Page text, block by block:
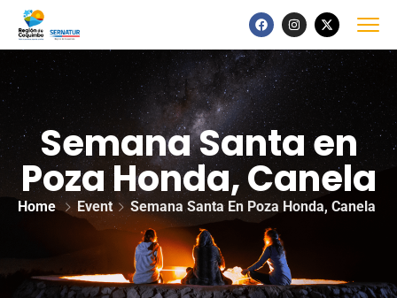
Semana Santa en
Poza Honda, Canela
Home Event Semana Santa En Poza Honda, Canela